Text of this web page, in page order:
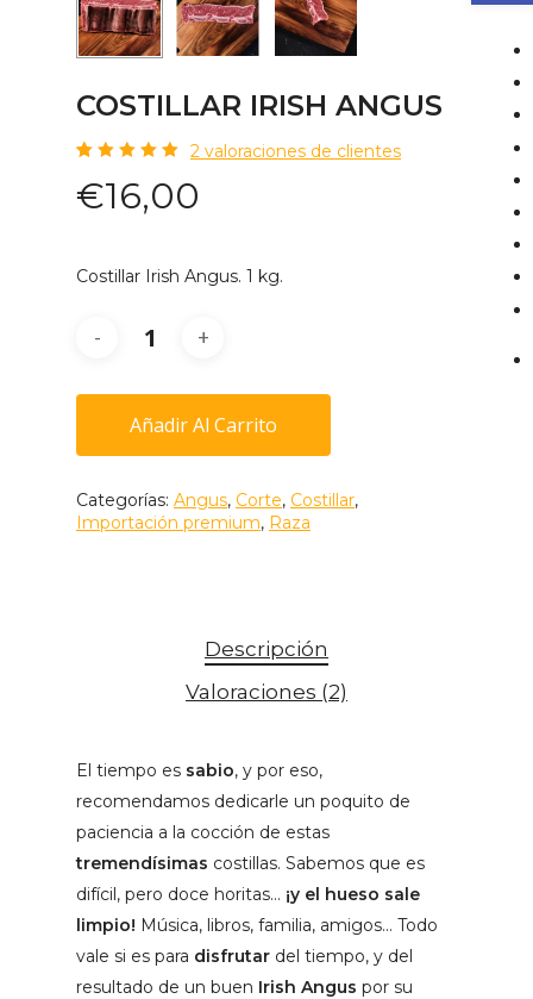
COSTILLAR IRISH ANGUS
5.00
sobre 5
basado
de
clientes
2 valoraciones de clientes
€16,00
Costillar Irish Angus. 1 kg.
Añadir Al Carrito
Categorías: Angus, Corte, Costillar,
Importación premium, Raza
Descripción
Valoraciones (2)
El tiempo es sabio, y por eso,
recomendamos dedicarle un poquito de
paciencia a la cocción de estas
tremendísimas costillas. Sabemos que es
difícil, pero doce horitas… ¡y el hueso sale
limpio! Música, libros, familia, amigos… Todo
vale si es para disfrutar del tiempo, y del
resultado de un buen Irish Angus por su